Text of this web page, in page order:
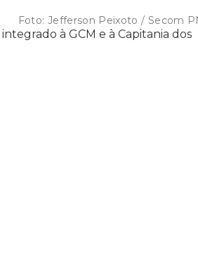
Foto: Jefferson Peixoto / Secom